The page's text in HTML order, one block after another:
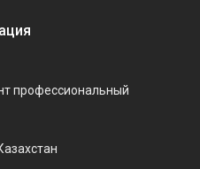
профессиональный